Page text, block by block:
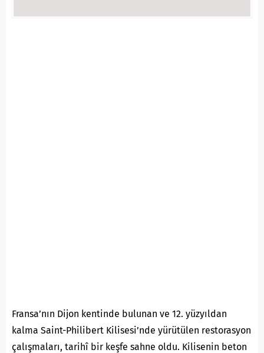
Fransa’nın Dijon kentinde bulunan ve 12. yüzyıldan
kalma Saint-Philibert Kilisesi’nde yürütülen restorasyon
çalışmaları, tarihî bir keşfe sahne oldu. Kilisenin beton